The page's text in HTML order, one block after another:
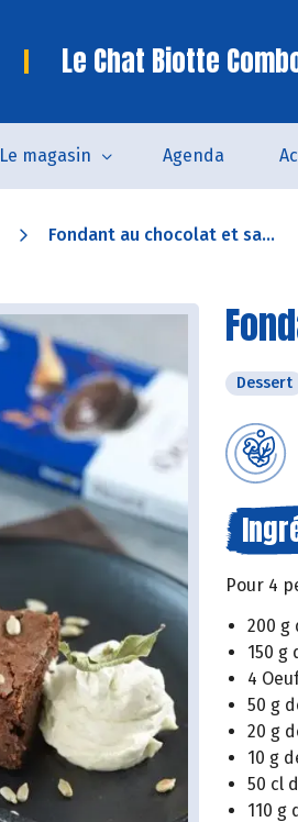
Le Chat Biotte
Le magasin Agenda
Fondant au chocolat et sa...
Dessert
Pour 4
200 g
150 g
4
50 g
20 g
10 g
50 cl
110 g